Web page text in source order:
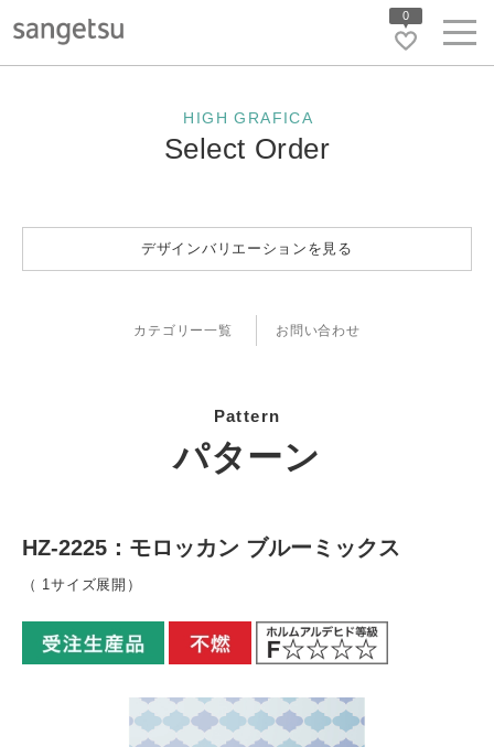
0
HIGH GRAFICA
Select Order
デザインバリエーションを見る
Pattern
パターン
カテゴリー一覧 お問い合わせ
HZ-2225：モロッカン ブルーミックス
（ 1サイズ展開）